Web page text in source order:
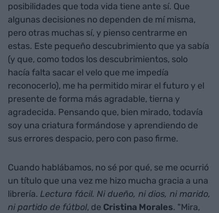
posibilidades que toda vida tiene ante sí. Que
algunas decisiones no dependen de mí misma,
pero otras muchas sí, y pienso centrarme en
estas. Este pequeño descubrimiento que ya sabía
(y que, como todos los descubrimientos, solo
hacía falta sacar el velo que me impedía
reconocerlo), me ha permitido mirar el futuro y el
presente de forma más agradable, tierna y
agradecida. Pensando que, bien mirado, todavía
soy una criatura formándose y aprendiendo de
sus errores despacio, pero con paso firme.
Cuando hablábamos, no sé por qué, se me ocurrió
un título que una vez me hizo mucha gracia a una
librería. Lectura fácil. Ni dueño, ni dios, ni marido,
ni partido de fútbol, de Cristina Morales. "Mira,